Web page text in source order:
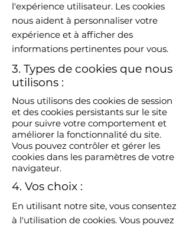
l'expérience utilisateur. Les cookies
nous aident à personnaliser votre
expérience et à afficher des
informations pertinentes pour vous.
3. Types de cookies que nous
utilisons :
Nous utilisons des cookies de session
et des cookies persistants sur le site
pour suivre votre comportement et
améliorer la fonctionnalité du site.
Vous pouvez contrôler et gérer les
cookies dans les paramètres de votre
navigateur.
4. Vos choix :
En utilisant notre site, vous consentez
à l'utilisation de cookies. Vous pouvez